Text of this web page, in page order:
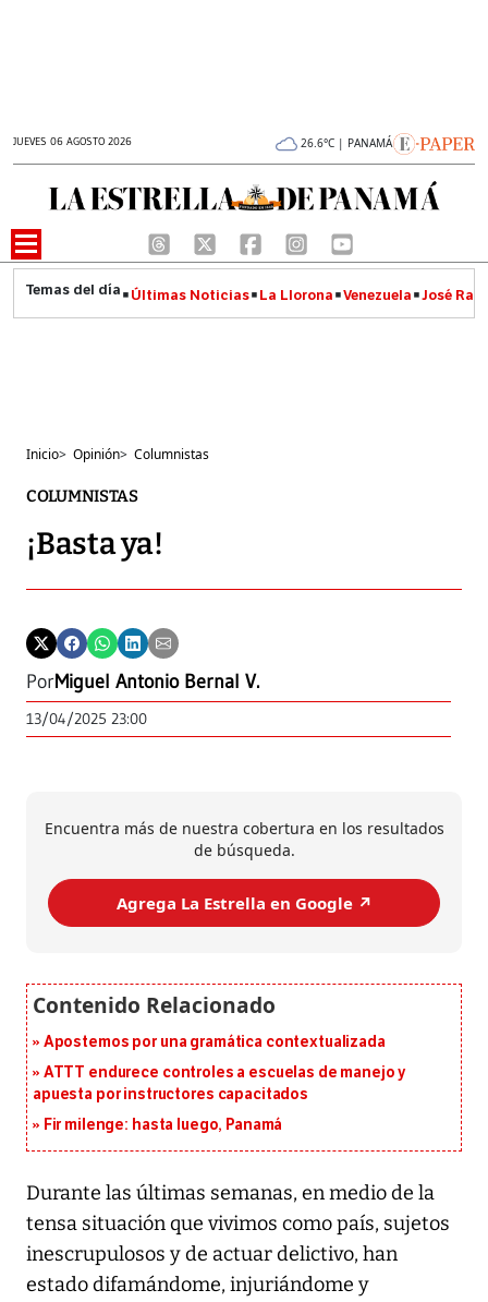
JUEVES 06 AGOSTO 2026 26.6°C | PANAMÁ
Últimas Noticias La Llorona Venezuela José
Inicio> Opinión> Columnistas
COLUMNISTAS
¡Basta ya!
PorMiguel Antonio Bernal V.
13/04/2025 23:00
Encuentra más de nuestra cobertura en los resultados
de búsqueda.
Agrega La Estrella en Google ↗️
Apostemos por una gramática contextualizada
ATTT endurece controles a escuelas de manejo y
apuesta por instructores capacitados
Fir milenge: hasta luego, Panamá
Durante las últimas semanas, en medio de la
tensa situación que vivimos como país, sujetos
inescrupulosos y de actuar delictivo, han
estado difamándome, injuriándome y